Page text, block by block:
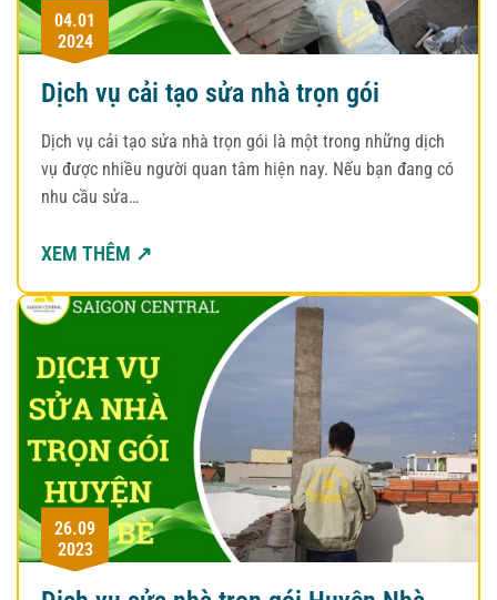
04.01
2024
Dịch vụ cải tạo sửa nhà trọn gói
Dịch vụ cải tạo sửa nhà trọn gói là một trong những dịch
vụ được nhiều người quan tâm hiện nay. Nếu bạn đang có
nhu cầu sửa…
XEM THÊM ↗
26.09
2023